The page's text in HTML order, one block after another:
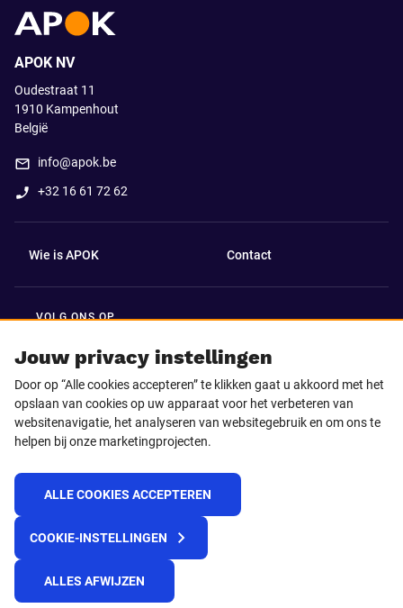
Jouw privacy instellingen
Door op “Alle cookies accepteren” te klikken gaat u akkoord met het
opslaan van cookies op uw apparaat voor het verbeteren van
websitenavigatie, het analyseren van websitegebruik en om ons te
helpen bij onze marketingprojecten.
ALLE COOKIES ACCEPTEREN
COOKIE-INSTELLINGEN
ALLES AFWIJZEN
APOK NV
Oudestraat 11
1910 Kampenhout
België
info@apok.be
+32 16 61 72 62
Wie is APOK Contact
VOLG ONS OP
Facebook LinkedIn
Instagram TikTok